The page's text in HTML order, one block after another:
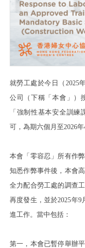
就勞工處於今日（2025
公司（下稱「本會」）
「強制性基本安全訓
可，為期六個月至2026
本會「零容忍」所有作
知悉作弊事件後，本會
全力配合勞工處的調查
再度發生，並於2025年
進工作。當中包括：
第一，本會已暫停舉辦